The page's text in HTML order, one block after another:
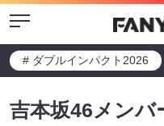
Menu
# ダブルインパクト2026
吉本坂46メンバ